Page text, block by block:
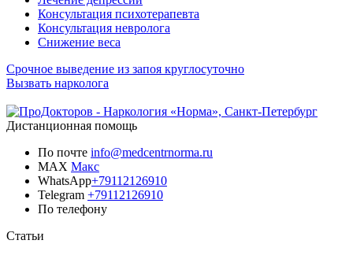
Консультация психотерапевта
Консультация невролога
Снижение веса
Срочное выведение из запоя круглосуточно
Вызвать нарколога
Дистанционная помощь
По почте info@medcentrnorma.ru
MAX Макс
WhatsApp+79112126910
Telegram +79112126910
По телефону
Статьи